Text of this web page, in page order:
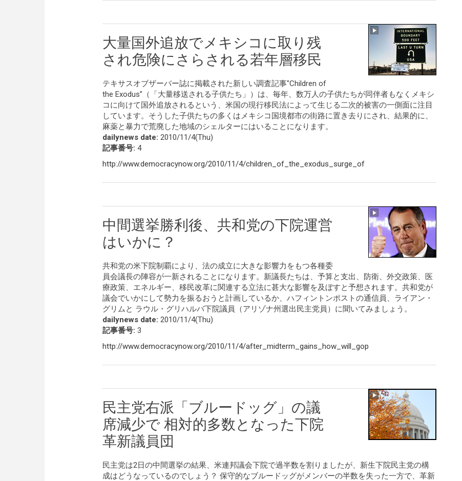
大量国外追放でメキシコに取り残
され危険にさらされる若年層移民
テキサスオブザーバー誌に掲載された新しい調査記事"Children of
the Exodus”（「大量移送される子供たち」）は、毎年、数万人の子供たちが同伴者もなくメキシ
コに向けて国外追放されるという、米国の現行移民法によって生じる二次的被害の一側面に注目
しています。そうした子供たちの多くはメキシコ国境都市の街路に置き去りにされ、結果的に、
麻薬と暴力で荒廃した地域のシェルターにはいることになります。
dailynews date: 2010/11/4(Thu)
記事番号: 4
http://www.democracynow.org/2010/11/4/children_of_the_exodus_surge_of
中間選挙勝利後、共和党の下院運営
はいかに？
共和党の米下院制覇により、法の成立に大きな影響力をもつ各種委
員会議長の陣容が一新されることになります。新議長たちは、予算と支出、防衛、外交政策、医
療政策、エネルギー、移民改革に関連する立法に甚大な影響を及ぼすと予想されます。共和党が
議会でいかにして勢力を振るおうと計画しているか、ハフィントンポストの通信員、ライアン・
グリムと ラウル・グリハルバ下院議員（アリゾナ州選出民主党員）に聞いてみましょう。
dailynews date: 2010/11/4(Thu)
記事番号: 3
http://www.democracynow.org/2010/11/4/after_midterm_gains_how_will_gop
民主党右派「ブルードッグ」の議
席減少で 相対的多数となった下院
革新議員団
民主党は2日の中間選挙の結果、米連邦議会下院で過半数を割りましたが、新生下院民主党の構
成はどうなっているのでしょう？ 保守的なブルードッグがメンバーの半数を失った一方で、革新